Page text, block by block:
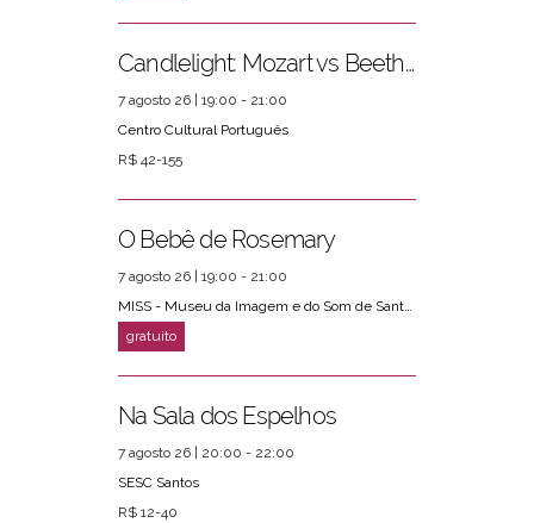
Candlelight: Mozart vs Beethoven
7 agosto 26 | 19:00 - 21:00
Centro Cultural Português
R$ 42-155
O Bebê de Rosemary
7 agosto 26 | 19:00 - 21:00
MISS - Museu da Imagem e do Som de Santos
Na Sala dos Espelhos
7 agosto 26 | 20:00 - 22:00
SESC Santos
R$ 12-40